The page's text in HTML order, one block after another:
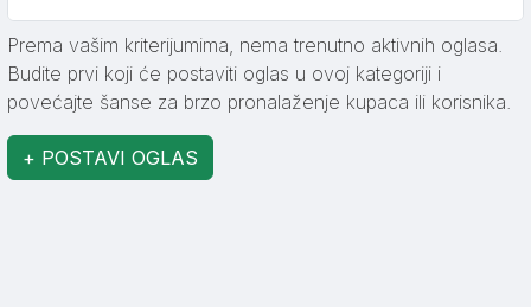
Prema vašim kriterijumima, nema trenutno aktivnih oglasa.
Budite prvi koji će postaviti oglas u ovoj kategoriji i
povećajte šanse za brzo pronalaženje kupaca ili korisnika.
+ POSTAVI OGLAS